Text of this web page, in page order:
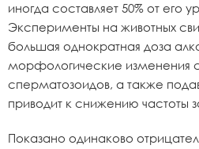
иногда составляет 50% от его
Эксперименты на животных
большая однократная доза
морфологические изменения
сперматозоидов, а также
приводит к снижению частоты
Показано одинаково